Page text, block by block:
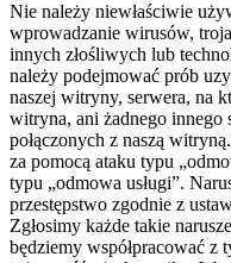
Nie należy niewłaściwie
wprowadzanie wirusów,
innych złośliwych lub
należy podejmować prób
naszej witryny, serwera, na
witryna, ani żadnego innego
połączonych z naszą
za pomocą ataku typu
typu „odmowa usługi”.
przestępstwo zgodnie z
Zgłosimy każde takie
będziemy współpracować z